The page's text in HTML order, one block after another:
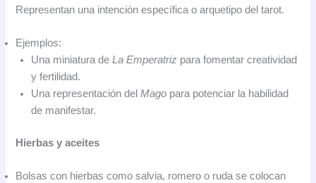
Representan una intención específica o arquetipo del tarot.
Ejemplos:
Una miniatura deLa Emperatriz para fomentar creatividad
y fertilidad.
Una representación delMago para potenciar la habilidad
de manifestar.
Hierbas y aceites
Bolsas con hierbas como salvia, romero o ruda se colocan